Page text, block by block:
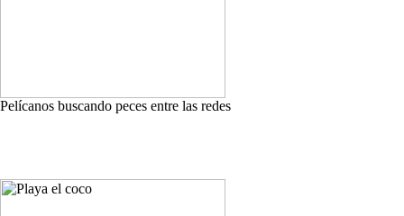
Pelícanos buscando peces entre las redes